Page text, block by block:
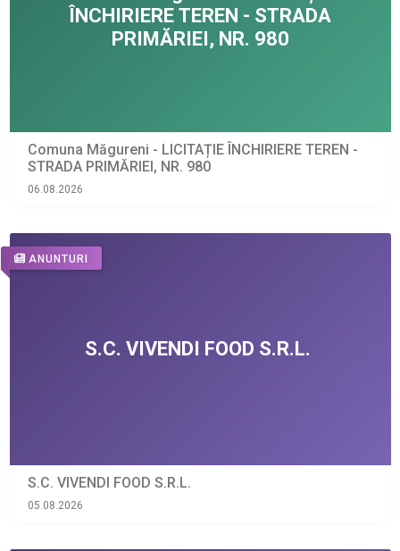
Comuna Măgureni - LICITAȚIE ÎNCHIRIERE TEREN -
STRADA PRIMĂRIEI, NR. 980
06.08.2026
ANUNTURI
S.C. VIVENDI FOOD S.R.L.
05.08.2026